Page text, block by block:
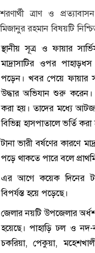
শরণার্থী ত্রাণ ও
মিজানুর রহমান বিষয়টি
স্থানীয় সূত্র ও ফায়ার
মাদ্রাসাটির ওপর পাহাড়ধস
পড়েন। খবর পেয়ে ফায়ার
উদ্ধার অভিযান শুরু
করা হয়। তাদের মধ্যে
বিভিন্ন হাসপাতালে ভর্তি করা
টানা ভারী বর্ষণের কারণে
পড়ে থাকতে পারে বলে
এর আগে কয়েক দিনের
বিপর্যস্ত হয়ে পড়েছে।
জেলার নয়টি উপজেলার
হয়েছে। পাহাড়ি ঢল ও নদ-
চকরিয়া, পেকুয়া,